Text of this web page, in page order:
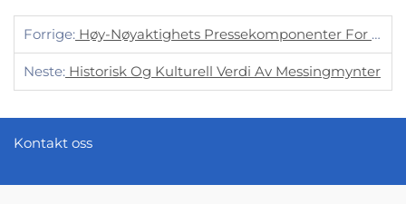
Forrige: Høy-Nøyaktighets Pressekomponenter For Effektive Løsninger I Metallplaterbehandling
Neste: Historisk Og Kulturell Verdi Av Messingmynter
Kontakt oss